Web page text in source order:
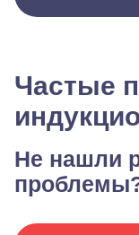
Частые
Не нашли